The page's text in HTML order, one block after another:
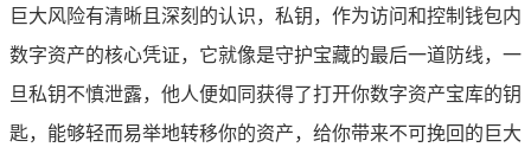
巨大风险有清晰且深刻的认识，私钥，作为访问和控制钱包内
数字资产的核心凭证，它就像是守护宝藏的最后一道防线，一
旦私钥不慎泄露，他人便如同获得了打开你数字资产宝库的钥
匙，能够轻而易举地转移你的资产，给你带来不可挽回的巨大